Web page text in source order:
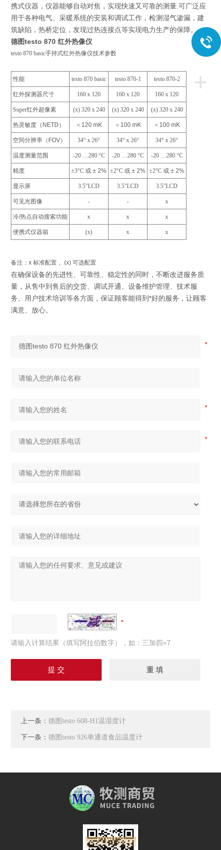
携式仪器，仪器能够自动对焦，实现快速又可靠的测量.可广泛应
用于各种电气、采暖系统的安装和调试工作，检测湿气渗漏，建
筑缺陷，热桥定位，发现过热连接点等实现电力生产的保障。
德图testo 870 红外热像仪
testo 870 basic手持式红外热像仪技术参数
+
性能 testo 870 basic testo 870-1 testo 870-2
红外探测器尺寸 160 x 120 160 x 120 160 x 120
Super红外超像素 (x) 320 x 240 (x) 320 x 240 (x) 320 x 240
热灵敏度（ NETD ） ＜ 120 mK ＜ 100 mK ＜ 100 mK
空间分辨率（ FOV） 34° x 26° 34° x 26° 34° x 26°
温度测量范围 -20 …280 °C -20 …280 °C -20 …280 °C
精度 ±3°C或 ± 2% ±2°C或 ± 2% ±2°C或 ± 2%
显示屏 3.5"LCD 3.5"LCD 3.5"LCD
可见光图像 - - x
冷/热点自动搜索功能 x x x
便携式仪器箱 (x) x x
备注：x标准配置， (x)可选配置
在确保设备的先进性、可靠性、稳定性的同时，不断改进服务质
量，从售中到售后的交货、调试开通、设备维护管理、技术服
务、用户技术培训等各方面，保证顾客能得到*好的服务，让顾客
满意、放心。
请输入计算结果（填写阿拉伯数字），如：三加四=7
上一条：德图testo 608-H1温湿度计
下一条：德图testo 926单通道食品温度计